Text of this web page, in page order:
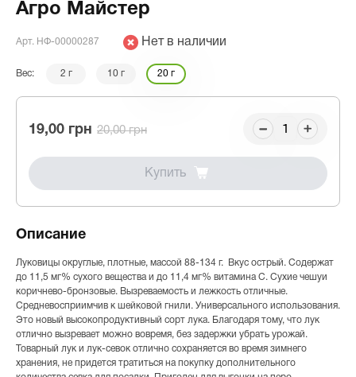
Агро Майстер
Арт. НФ-00000287 Нет в наличии
Вес: 2 г 10 г 20 г
19,00 грн 20,00 грн
Купить
Описание
Луковицы округлые, плотные, массой 88-134 г. Вкус острый. Содержат
до 11,5 мг% сухого вещества и до 11,4 мг% витамина С. Сухие чешуи
коричнево-бронзовые. Вызреваемость и лежкость отличные.
Средневосприимчив к шейковой гнили. Универсального использования.
Это новый высокопродуктивный сорт лука. Благодаря тому, что лук
отлично вызревает можно вовремя, без задержки убрать урожай.
Товарный лук и лук-севок отлично сохраняется во время зимнего
хранения, не придется тратиться на покупку дополнительного